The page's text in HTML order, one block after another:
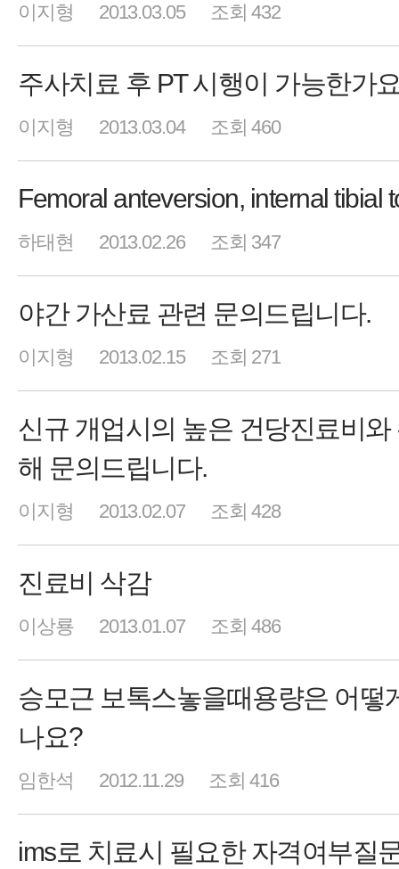
이지형 2013.03.05 조회 432
주사치료 후 PT 시행이 가능한가
이지형 2013.03.04 조회 460
Femoral anteversion, internal tibial
하태현 2013.02.26 조회 347
야간 가산료 관련 문의드립니다.
이지형 2013.02.15 조회 271
신규 개업시의 높은 건당진료비와
해 문의드립니다.
이지형 2013.02.07 조회 428
진료비 삭감
이상룡 2013.01.07 조회 486
승모근 보톡스놓을때용량은 어떻
나요?
임한석 2012.11.29 조회 416
ims로 치료시 필요한 자격여부질